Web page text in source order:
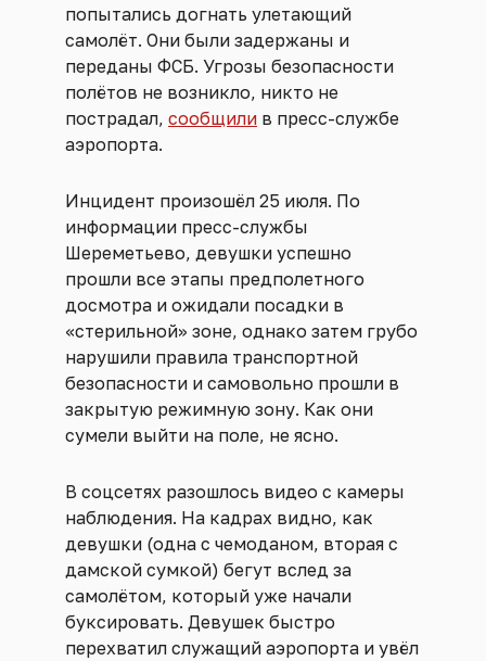
попытались догнать улетающий
самолёт. Они были задержаны и
переданы ФСБ. Угрозы безопасности
полётов не возникло, никто не
пострадал, сообщили в пресс-службе
аэропорта.
Инцидент произошёл 25 июля. По
информации пресс-службы
Шереметьево, девушки успешно
прошли все этапы предполетного
досмотра и ожидали посадки в
«стерильной» зоне, однако затем грубо
нарушили правила транспортной
безопасности и самовольно прошли в
закрытую режимную зону. Как они
сумели выйти на поле, не ясно.
В соцсетях разошлось видео с камеры
наблюдения. На кадрах видно, как
девушки (одна с чемоданом, вторая с
дамской сумкой) бегут вслед за
самолётом, который уже начали
буксировать. Девушек быстро
перехватил служащий аэропорта и увёл